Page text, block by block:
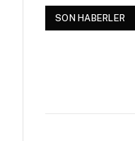
SON HABERLER